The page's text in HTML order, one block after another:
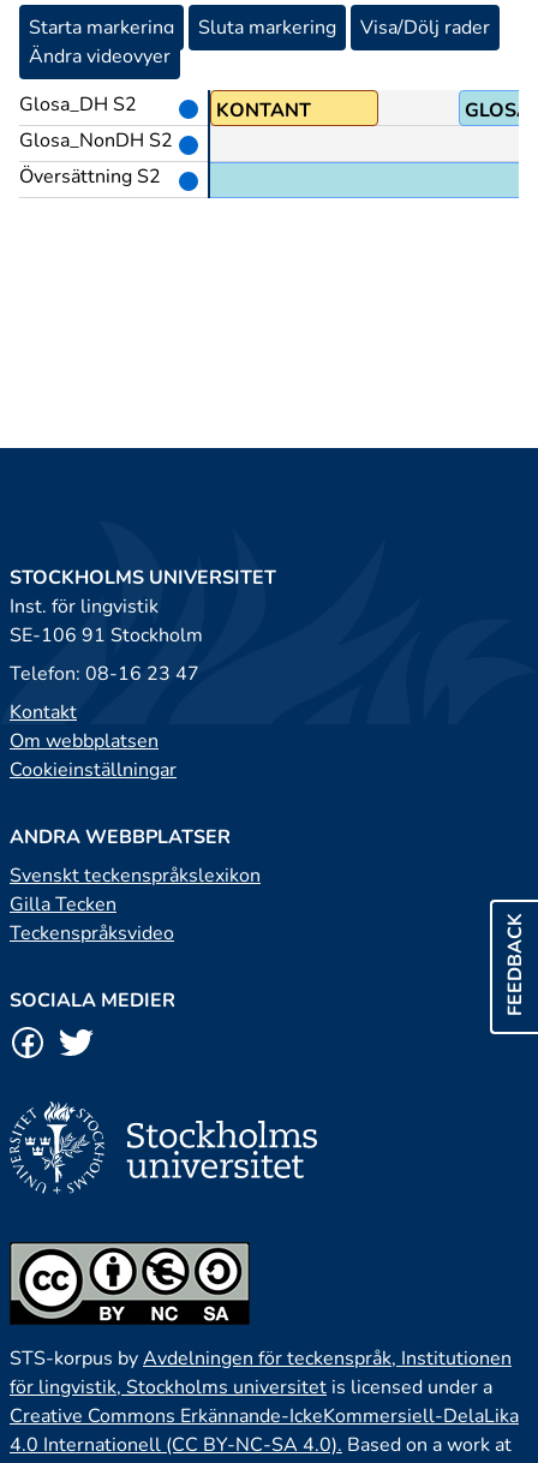
Starta markering Sluta markering
Visa/Dölj rader
Ändra videovyer
Glosa_DH S2
Glosa_NonDH S2
Översättning S2
BETALA(A) KONTANT
FEEDBACK
STOCKHOLMS UNIVERSITET
Inst. för lingvistik
SE-106 91 Stockholm
Telefon: 08-16 23 47
Kontakt
Om webbplatsen
Cookieinställningar
ANDRA WEBBPLATSER
Svenskt teckenspråkslexikon
Gilla Tecken
Teckenspråksvideo
SOCIALA MEDIER
STS-korpus byAvdelningen för teckenspråk, Institutionen
för lingvistik, Stockholms universitet is licensed under a
Creative Commons Erkännande-IckeKommersiell-DelaLika
4.0 Internationell (CC BY-NC-SA 4.0). Based on a work at